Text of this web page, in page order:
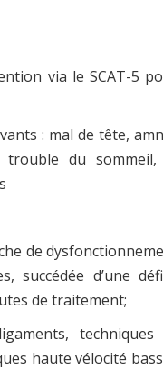
via le SCAT-5
: mal de tête,
trouble du
de
succédée d’une
de traitement;
haute vélocité